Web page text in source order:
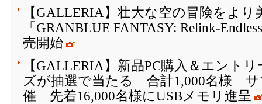
【GALLERIA】壮大な空の冒険をよ
「GRANBLUE FANTASY: Relink-
売開始
【GALLERIA】新品PC購入＆エント
ズが抽選で当たる 合計1,000名様 サ
催 先着16,000名様にUSBメモリ進呈